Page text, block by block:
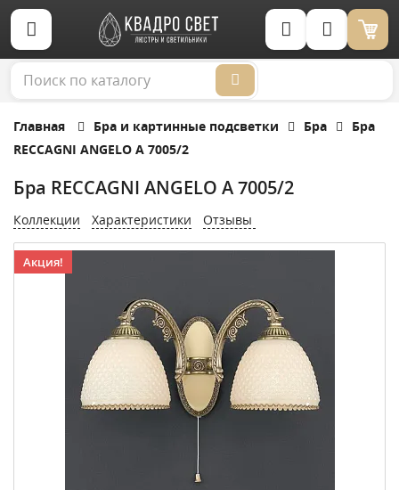
Корзина (0)
Главная Бра и картинные подсветки Бра
Бра
RECCAGNI ANGELO A 7005/2
Бра RECCAGNI ANGELO A 7005/2
Коллекции Характеристики Отзывы
Акция!